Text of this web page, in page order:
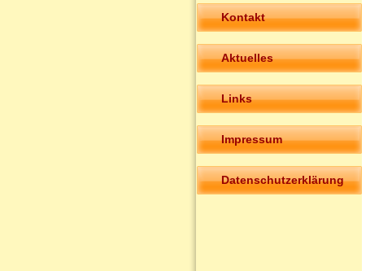
Kontakt
Aktuelles
Links
Impressum
Datenschutzerklärung